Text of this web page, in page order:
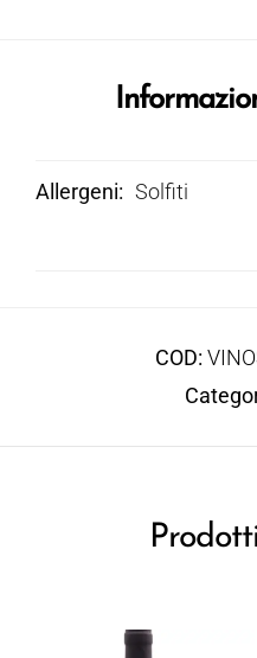
Allergeni Solfiti
COD: